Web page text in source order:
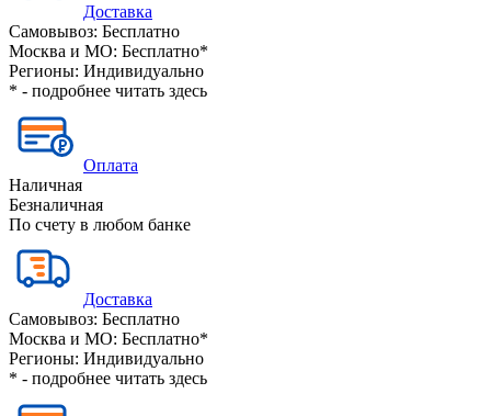
Доставка
Самовывоз: Бесплатно
Москва и МО: Бесплатно*
Регионы: Индивидуально
* - подробнее читать здесь
Оплата
Наличная
Безналичная
По счету в любом банке
Доставка
Самовывоз: Бесплатно
Москва и МО: Бесплатно*
Регионы: Индивидуально
* - подробнее читать здесь